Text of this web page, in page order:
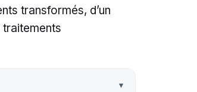
transformés, d’un